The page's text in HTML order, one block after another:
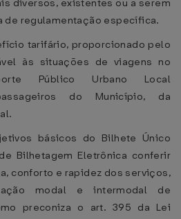
diversos, existentes ou a serem
de regulamentação específica.
tarifário, proporcionado pelo
às situações de viagens no
Público Urbano Local
do Município, da
básicos do Bilhete Único
Bilhetagem Eletrônica conferir
conforto e rapidez dos serviços,
modal e intermodal de
preconiza o art. 395 da Lei